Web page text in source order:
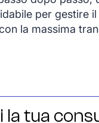
per gestire il
la massima
la tua